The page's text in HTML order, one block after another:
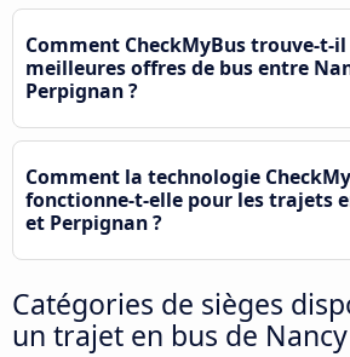
Comment CheckMyBus trouve-t-il
meilleures offres de bus entre
Perpignan ?
Comment la technologie
fonctionne-t-elle pour les trajets
et Perpignan ?
Catégories de sièges
un trajet en bus de